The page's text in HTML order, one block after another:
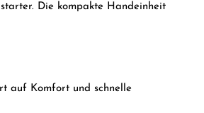
Die kompakte Handeinheit
auf Komfort und schnelle